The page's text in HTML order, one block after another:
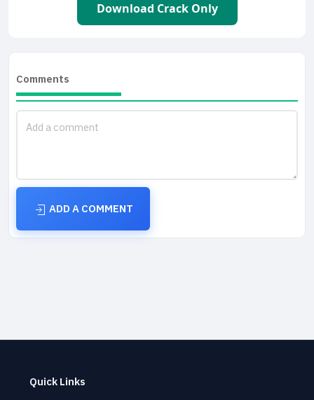
Download Crack Only
Comments
ADD A COMMENT
Quick Links